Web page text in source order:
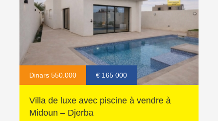
Dinars 550.000 € 165 000
Villa de luxe avec piscine à vendre à
Midoun – Djerba